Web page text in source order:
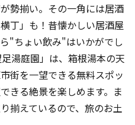
勢揃い。その一角には居酒
丁」も！昔懐かしい居酒屋
"ちょい飲み"はいかがでし
湯庭園」は、箱根湯本の天
街を一望できる無料スポッ
きる絶景を楽しめます。ま
揃えているので、旅のお土